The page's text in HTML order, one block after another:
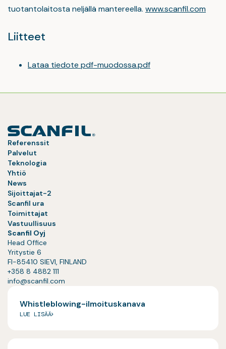
tuotantolaitosta neljällä mantereella. www.scanfil.com
Liitteet
Lataa tiedote pdf-muodossa.pdf
Referenssit
Palvelut
Teknologia
Yhtiö
News
Sijoittajat-2
Scanfil ura
Toimittajat
Vastuullisuus
Scanfil Oyj
Head Office
Yritystie 6
FI-85410 SIEVI, FINLAND
+358 8 4882 111
info@scanfil.com
Whistleblowing-ilmoituskanava
LUE LISÄÄ